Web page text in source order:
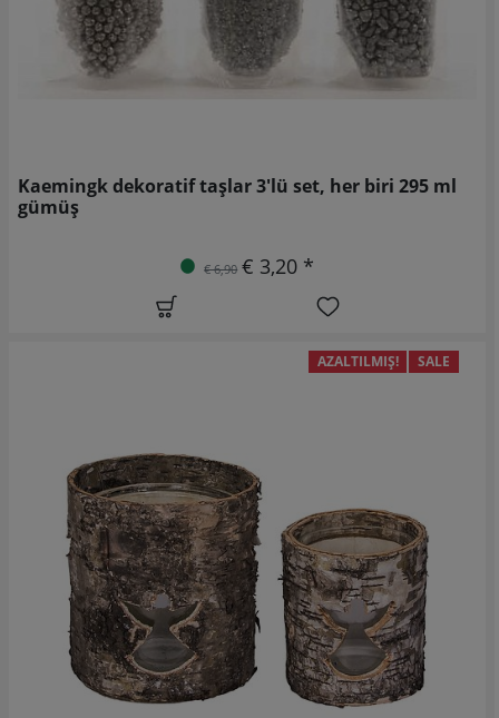
Kaemingk dekoratif taşlar 3'lü set, her biri 295 ml
gümüş
€ 6,90 € 3,20 *
AZALTILMIŞ! SALE